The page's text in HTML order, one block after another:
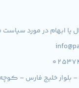
ابهام در مورد سیاست
خلیج فارس – کوچه ۱۶ – مجتمع کارآفرین واحد ۱۲۴